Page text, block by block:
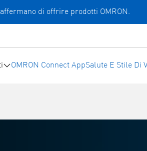
di offrire prodotti OMRON.
OMRON Connect AppSalute E Stile Di